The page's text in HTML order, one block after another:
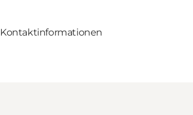
Kontaktinformationen